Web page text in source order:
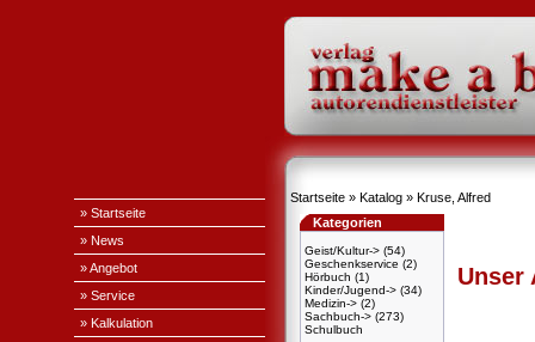
» Startseite
» News
» Angebot
» Service
» Kalkulation
Startseite » Katalog » Kruse, Alfred
Kategorien
Geist/Kultur-> (54)
Geschenkservice (2)
Hörbuch (1)
Kinder/Jugend-> (34)
Medizin-> (2)
Sachbuch-> (273)
Schulbuch
Unser